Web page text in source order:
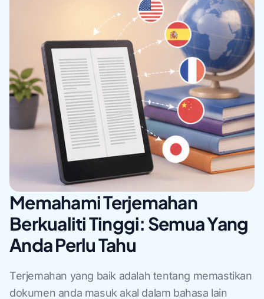
Memahami Terjemahan
Berkualiti Tinggi: Semua Yang
Anda Perlu Tahu
Terjemahan yang baik adalah tentang memastikan
dokumen anda masuk akal dalam bahasa lain